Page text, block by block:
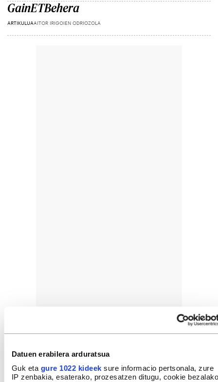
Datuen erabilera arduratsua
Guk eta gure 1022 kideek sure informacio pertsonala, zure
IP zenbakia, esaterako, prozesatzen ditugu, cookie bezalako
GainETBehera
ARTIKULUAAITOR IRIGOIEN ODRIOZOLA